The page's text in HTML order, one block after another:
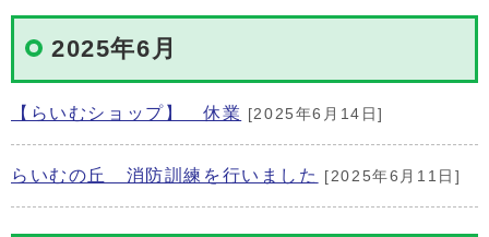
2025年6月
【らいむショップ】 休業 [2025年6月14日]
らいむの丘 消防訓練を行いました [2025年6月11日]